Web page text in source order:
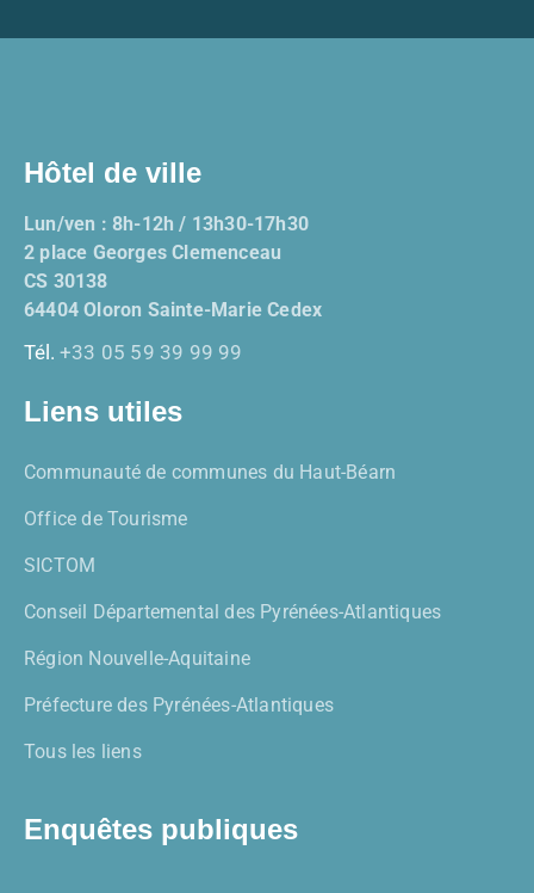
Hôtel de ville
Lun/ven : 8h-12h / 13h30-17h30
2 place Georges Clemenceau
CS 30138
64404 Oloron Sainte-Marie Cedex
Tél. +33 05 59 39 99 99
Liens utiles
Communauté de communes du Haut-Béarn
Office de Tourisme
SICTOM
Conseil Départemental des Pyrénées-Atlantiques
Région Nouvelle-Aquitaine
Préfecture des Pyrénées-Atlantiques
Tous les liens
Enquêtes publiques